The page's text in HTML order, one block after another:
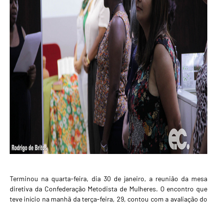
Terminou na quarta-feira, dia 30 de janeiro, a reunião da mesa
diretiva da Confederação Metodista de Mulheres. O encontro que
teve início na manhã da terça-feira, 29, contou com a avaliação do